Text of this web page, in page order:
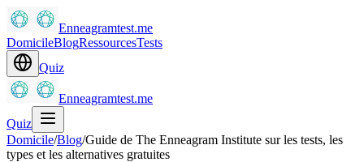
Enneagramtest.me
DomicileBlogRessourcesTests
Quiz
Enneagramtest.me
Quiz
Domicile/Blog/Guide de The Enneagram Institute sur les tests, les
types et les alternatives gratuites